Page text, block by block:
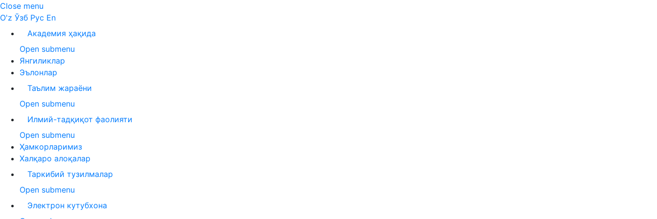
Close menu
O'z Ўзб Рус En
Академия ҳақида
Open submenu
Янгиликлар
Эълонлар
Таълим жараёни
Open submenu
Илмий-тадқиқот фаолияти
Open submenu
Ҳамкорларимиз
Халқаро алоқалар
Таркибий тузилмалар
Open submenu
Электрон кутубхона